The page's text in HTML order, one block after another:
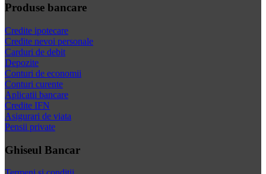
Produse bancare
Credite ipotecare
Credite nevoi personale
Carduri de debit
Depozite
Conturi de economii
Conturi curente
Aplicatii bancare
Credite IFN
Asigurari de viata
Pensii private
Ghiseul Bancar